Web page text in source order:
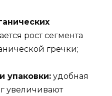
рост сегмента
гречки;
упаковки: удобная
увеличивают